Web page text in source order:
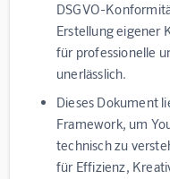
DSGVO-
Erstellung eigener
für professionelle
unerlässlich.
Dieses Dokument
Framework, um
technisch zu
für Effizienz,